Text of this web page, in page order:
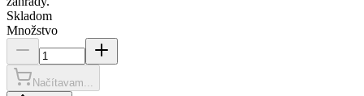
Skladom
Množstvo
Načítavam...